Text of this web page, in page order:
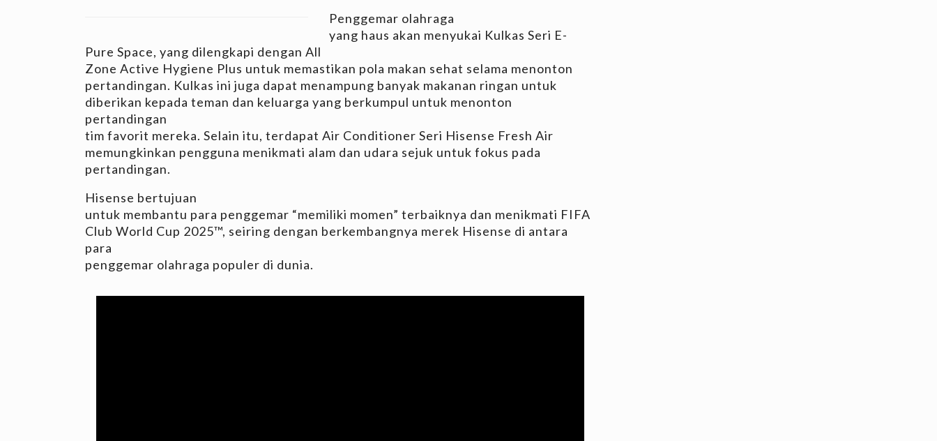
Penggemar olahraga
yang haus akan menyukai Kulkas Seri E-
Pure Space, yang dilengkapi dengan All
Zone Active Hygiene Plus untuk memastikan pola makan sehat selama menonton
pertandingan. Kulkas ini juga dapat menampung banyak makanan ringan untuk
diberikan kepada teman dan keluarga yang berkumpul untuk menonton
pertandingan
tim favorit mereka. Selain itu, terdapat Air Conditioner Seri Hisense Fresh Air
memungkinkan pengguna menikmati alam dan udara sejuk untuk fokus pada
pertandingan.
Hisense bertujuan
untuk membantu para penggemar “memiliki momen” terbaiknya dan menikmati FIFA
Club World Cup 2025™, seiring dengan berkembangnya merek Hisense di antara
para
penggemar olahraga populer di dunia.